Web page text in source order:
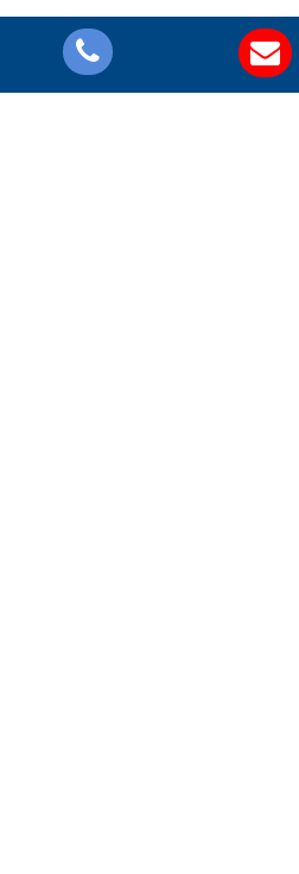
A Clínica de Tratamento
estruturada e preparada